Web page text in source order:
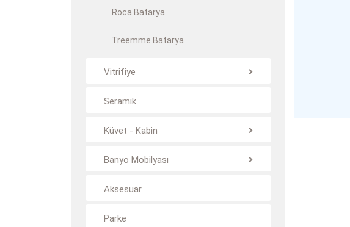
Roca Batarya
Treemme Batarya
Vitrifiye
Seramik
Küvet - Kabin
Banyo Mobilyası
Aksesuar
Parke